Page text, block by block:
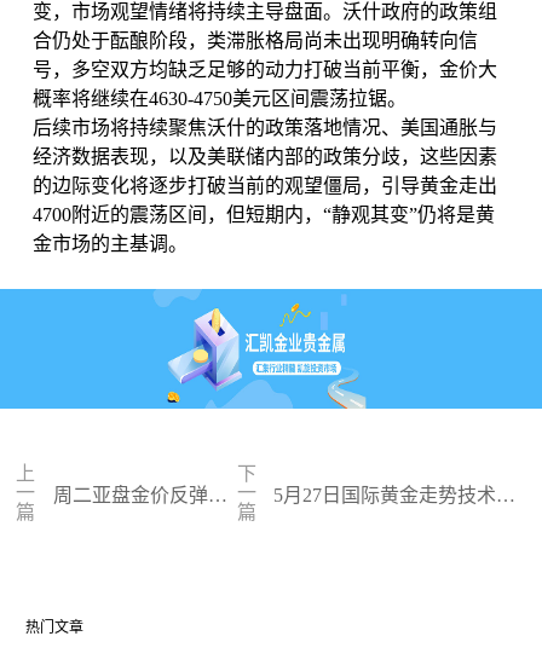
变，市场观望情绪将持续主导盘面。沃什政府的政策组
合仍处于酝酿阶段，类滞胀格局尚未出现明确转向信
号，多空双方均缺乏足够的动力打破当前平衡，金价大
概率将继续在4630-4750美元区间震荡拉锯。
后续市场将持续聚焦沃什的政策落地情况、美国通胀与
经济数据表现，以及美联储内部的政策分歧，这些因素
的边际变化将逐步打破当前的观望僵局，引导黄金走出
4700附近的震荡区间，但短期内，“静观其变”仍将是黄
金市场的主基调。
上
一
篇
周二亚盘金价反弹存
下
一
篇
5月27日国际黄金走势技术盘
热门文章